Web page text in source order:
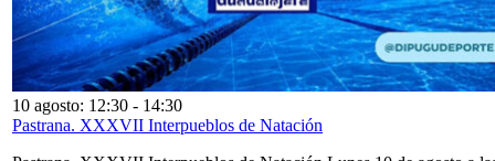
10 agosto: 12:30 - 14:30
Pastrana. XXXVII Interpueblos de Natación